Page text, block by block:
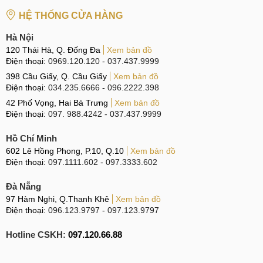
Địa chỉ thay Camera điện thoại OPPO A73 uy tín
Với nhiều năm kinh nghiệm trong lĩnh vực sửa chữa điện
thoại di động, MobileCity đã nhận được rất nhiều sự tin
tưởng, những phản hồi tích cực sau khi khách hàng đến
trung tâm và trải nghiệm dịch vụ. MobileCity luôn cố gắng
hoàn thiện, phấn đấu nỗ lực để làm hài lòng và khách hàng
luôn nhận được những lợi ích sau:
thức chuyên sâu và khắc phục triệt để lỗi hư hỏng về
Camera trên OPPO A73.
có đầy đủ tem mác và tuyệt đối không có sự tráo đổi linh
kiện thay thế thành hàng nhái hay hàng kém chất lượng.
quầy kỹ thuật, khách hàng có thể theo dõi trực tiếp.
HỆ THỐNG CỬA HÀNG
Hà Nội
120 Thái Hà, Q. Đống Đa
Xem bản đồ
Điện thoại: 0969.120.120 - 037.437.9999
398 Cầu Giấy, Q. Cầu Giấy
Xem bản đồ
Điện thoại: 034.235.6666 - 096.2222.398
42 Phố Vọng, Hai Bà Trưng
Xem bản đồ
Điện thoại: 097. 988.4242 - 037.437.9999
Hồ Chí Minh
602 Lê Hồng Phong, P.10, Q.10
Xem bản đồ
Điện thoại: 097.1111.602 - 097.3333.602
Đà Nẵng
97 Hàm Nghi, Q.Thanh Khê
Xem bản đồ
Điện thoại: 096.123.9797 - 097.123.9797
Hotline CSKH: 097.120.66.88